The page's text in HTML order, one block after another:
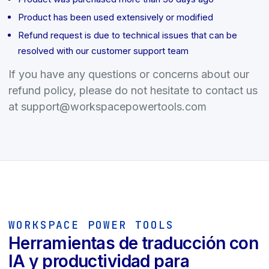
Product has been used extensively or modified
Refund request is due to technical issues that can be
resolved with our customer support team
If you have any questions or concerns about our
refund policy, please do not hesitate to contact us
at support@workspacepowertools.com
WORKSPACE POWER TOOLS
Herramientas de traducción con
IA y productividad para